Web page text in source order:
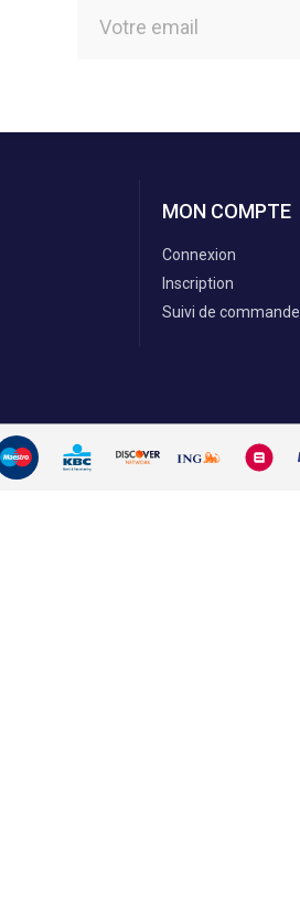
MON COMPTE
Connexion
Inscription
Suivi de commande